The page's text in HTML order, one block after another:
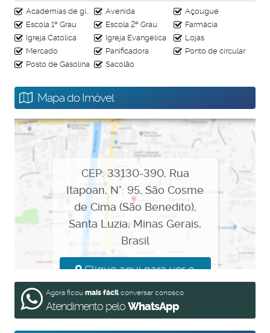
Fachada semi revestida;
Medidores individuais;
Portão da garagem motorizado.
Agende sua visita.
Academias de ginástica Avenida
Açougue
Escola 1º Grau
Escola 2º Grau
Farmácia
Igreja Católica
Igreja Evangélica
Lojas
Mercado
Panificadora
Ponto de circular
Posto de Gasolina
Sacolão
Mapa do Imóvel
CEP: 33130-390, Rua
Itapoan, N°: 95, São Cosme
de Cima (São Benedito),
Santa Luzia, Minas Gerais,
Brasil
Clique aqui para ver o
Mapa
Agora ficou mais fácil conversar conosco
Atendimento peloWhatsApp